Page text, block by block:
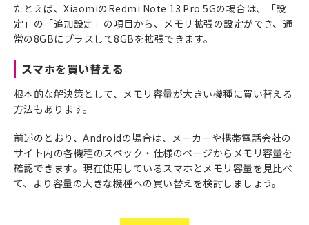
たとえば、XiaomiのRedmi Note 13 Pro 5Gの場合は、「設
定」の「追加設定」の項目から、メモリ拡張の設定ができ、通
常の8GBにプラスして8GBを拡張できます。
スマホを買い替える
根本的な解決策として、メモリ容量が大きい機種に買い替える
方法もあります。
前述のとおり、Androidの場合は、メーカーや携帯電話会社の
サイト内の各機種のスペック・仕様のページからメモリ容量を
確認できます。現在使用しているスマホとメモリ容量を見比べ
て、より容量の大きな機種への買い替えを検討しましょう。